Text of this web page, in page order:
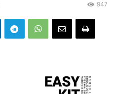
947